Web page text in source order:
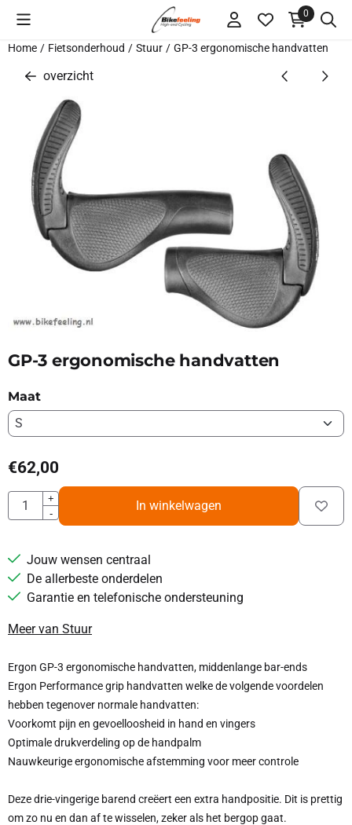
Cookievoorkeuren zijn momenteel gesloten. 0
Home / Fietsonderhoud / Stuur / GP-3 ergonomische handvatten
overzicht
GP-3 ergonomische handvatten
Maat
€62,00
Aantal
+
-
In winkelwagen
Jouw wensen centraal
De allerbeste onderdelen
Garantie en telefonische ondersteuning
Meer van Stuur
Ergon GP-3 ergonomische handvatten, middenlange bar-ends
Ergon Performance grip handvatten welke de volgende voordelen
hebben tegenover normale handvatten:
Voorkomt pijn en gevoelloosheid in hand en vingers
Optimale drukverdeling op de handpalm
Nauwkeurige ergonomische afstemming voor meer controle
Deze drie-vingerige barend creëert een extra handpositie. Dit is prettig
om zo nu en dan af te wisselen, zeker als het bergop gaat.